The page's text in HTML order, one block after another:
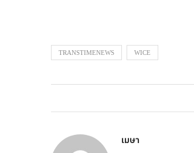
TRANSTIMENEWS WICE
เมษา